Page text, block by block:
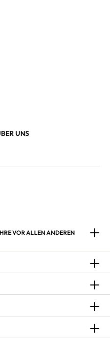
UNS
VOR ALLEN ANDEREN